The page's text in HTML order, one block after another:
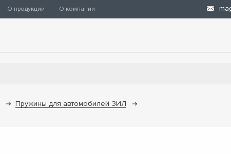
О продукции О компании
Пружины для автомобилей ЗИЛ